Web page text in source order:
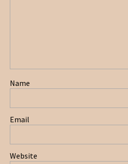
Name
Email
Website